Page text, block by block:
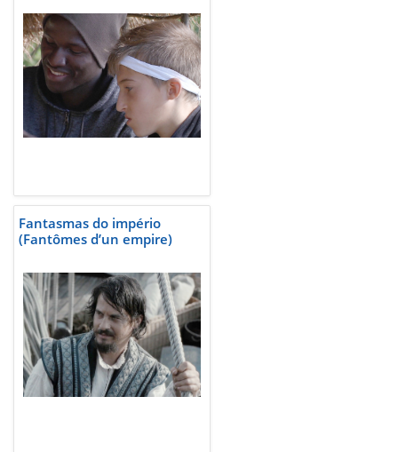
Fantasmas do império
(Fantômes d’un empire)